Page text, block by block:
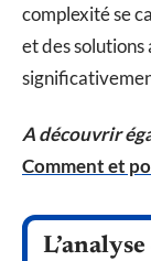
complexité se
et des solutions
A découvrir
Comment et